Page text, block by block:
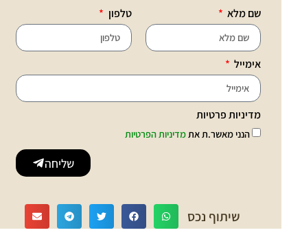
שם מלא טלפון
אימייל
מדיניות פרטיות
הנני מאשר.ת אתמדיניות הפרטיות
שליחה
שיתוף נכס